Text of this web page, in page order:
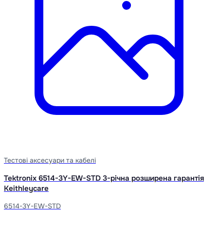
Тестові аксесуари та кабелі
Tektronix 6514-3Y-EW-STD 3-річна розширена гарантія
Keithleycare
6514-3Y-EW-STD